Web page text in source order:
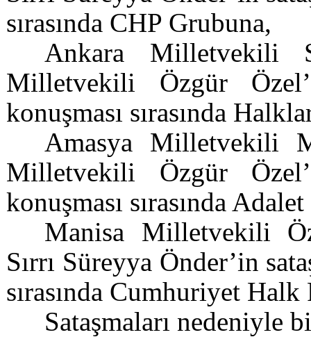
sırasında CHP Grubuna,
Ankara Milletvekili
Milletvekili Özgür
konuşması sırasında
Amasya Milletvekili
Milletvekili Özgür
konuşması sırasında
Manisa Milletvekili
Sırrı Süreyya Önder’in
sırasında Cumhuriyet Halk
Sataşmaları nedeniyle